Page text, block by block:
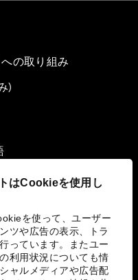
はCookieを使用し
を使って、ユーザー
ツや広告の表示、トラ
っています。またユー
利用状況についても情
ャルメディアや広告配
の取り組み
)